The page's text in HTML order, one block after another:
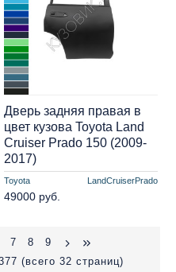
Toyota LandCruiserPrado
Дверь задняя правая в
цвет кузова Toyota Land
Cruiser Prado 150 (2009-
2017)
49000 руб.
7 8
9
(всего 32 страниц)